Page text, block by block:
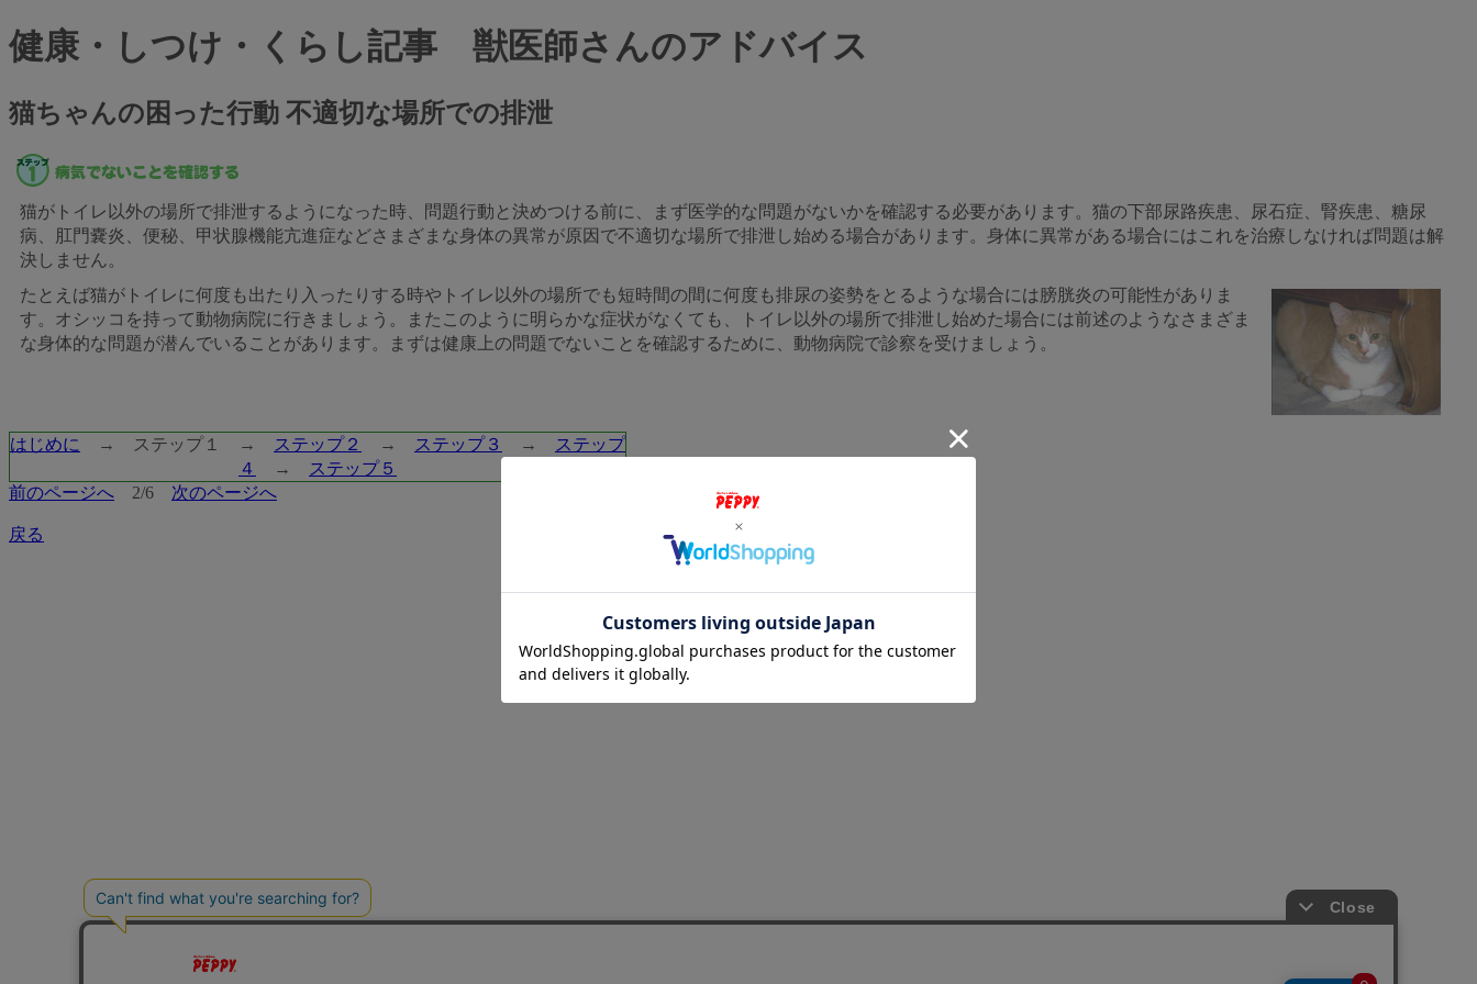
健康・しつけ・くらし記事 獣医師さんのアドバイス
猫ちゃんの困った行動 不適切な場所での排泄
猫がトイレ以外の場所で排泄するようになった時、問題行動と決めつける前に、まず医学的な問題がないかを確認する必要があります。猫の下部尿路疾患、尿石症、腎疾患、糖尿
病、肛門嚢炎、便秘、甲状腺機能亢進症などさまざまな身体の異常が原因で不適切な場所で排泄し始める場合があります。身体に異常がある場合にはこれを治療しなければ問題は解
決しません。
たとえば猫がトイレに何度も出たり入ったりする時やトイレ以外の場所でも短時間の間に何度も排尿の姿勢をとるような場合には膀胱炎の可能性がありま
す。オシッコを持って動物病院に行きましょう。またこのように明らかな症状がなくても、トイレ以外の場所で排泄し始めた場合には前述のようなさまざま
な身体的な問題が潜んでいることがあります。まずは健康上の問題でないことを確認するために、動物病院で診察を受けましょう。
はじめに → ステップ１ → ステップ２ → ステップ３ →
ステップ
４
→
ステップ５
前のページへ 2/6 次のページへ
戻る